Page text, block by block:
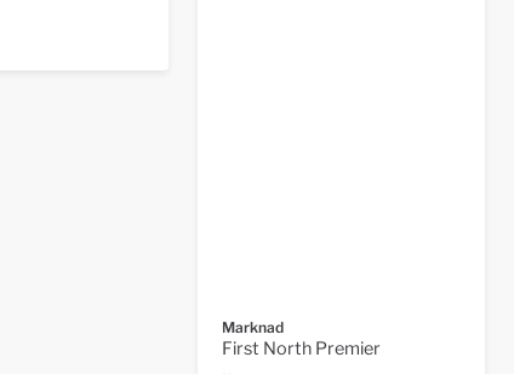
Marknad
First North Premier